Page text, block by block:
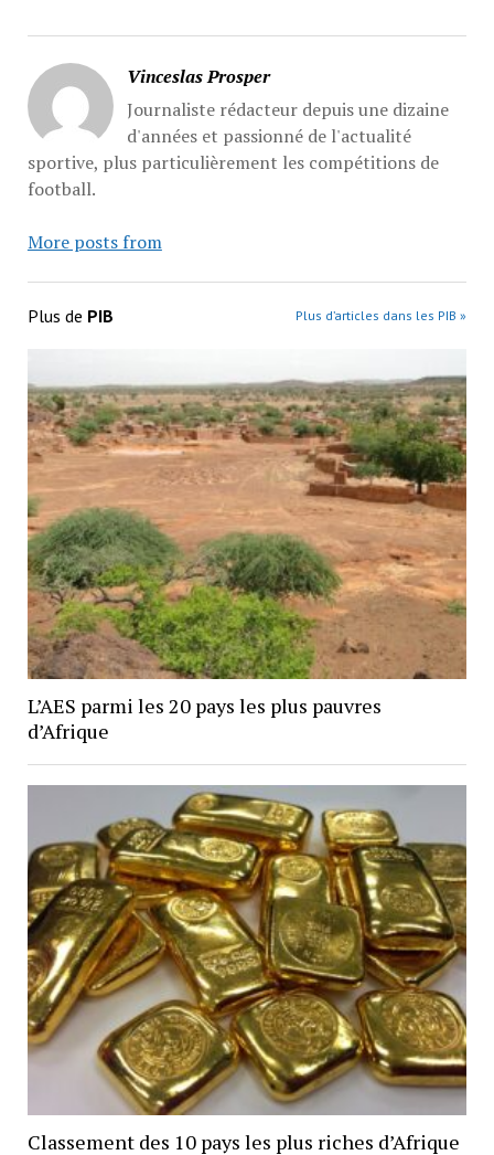
Vinceslas Prosper
Journaliste rédacteur depuis une dizaine
d'années et passionné de l'actualité
sportive, plus particulièrement les compétitions de
football.
More posts from
Plus de PIB Plus d’articles dans les PIB »
L’AES parmi les 20 pays les plus pauvres
d’Afrique
Classement des 10 pays les plus riches d’Afrique